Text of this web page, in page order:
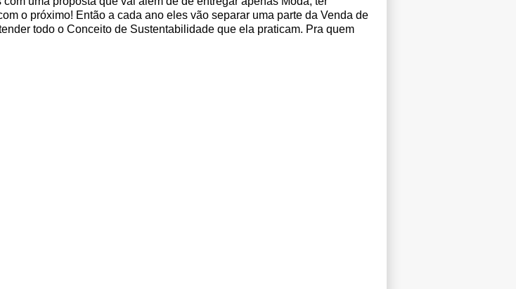
o próximo! Então a cada ano eles vão separar uma parte da Venda de
todo o Conceito de Sustentabilidade que ela praticam. Pra quem